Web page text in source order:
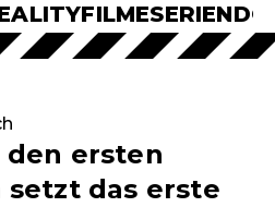
FILMESERIEN
ersten
setzt das erste